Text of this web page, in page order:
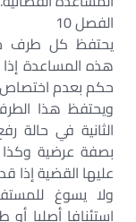
الفصل 10
يحتفظ كل طرف
هذه المساعدة
حكم بعدم اختصاص
ويحتفظ هذا
الثانية في حالة
بصفة عرضية
عليها القضية
ولا يسوغ
استئنافا أصليا